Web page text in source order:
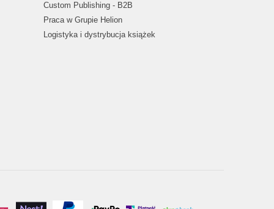
Custom Publishing - B2B
Praca w Grupie Helion
Logistyka i dystrybucja książek